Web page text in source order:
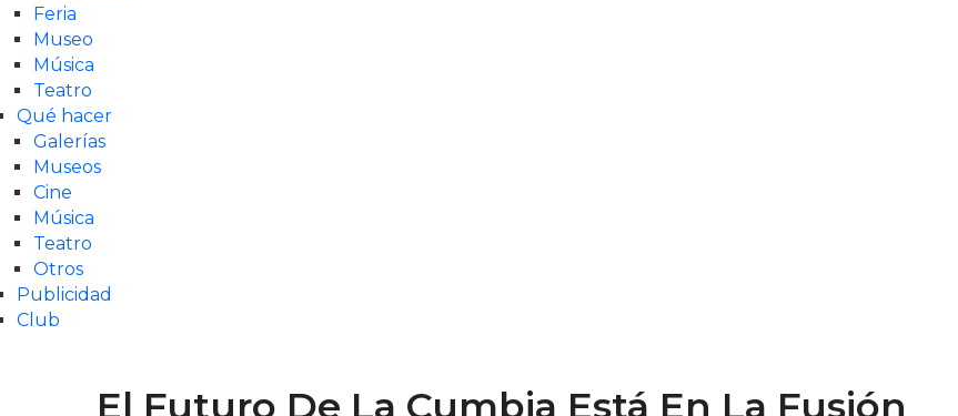
Feria
Museo
Música
Teatro
Qué hacer
Galerías
Museos
Cine
Música
Teatro
Otros
Publicidad
Club
El Futuro De La Cumbia Está En La Fusión